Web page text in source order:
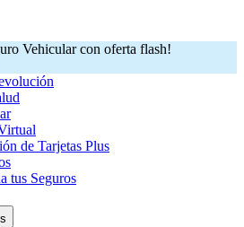
Vehicular con oferta flash!
de Tarjetas Plus
tus Seguros